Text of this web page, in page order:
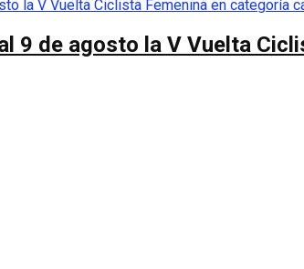
9 de agosto la V Vuelta